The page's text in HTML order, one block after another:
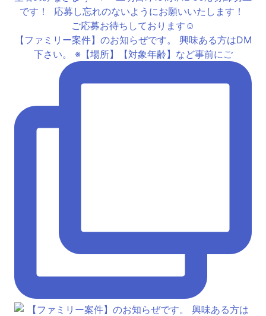
【ファミリー案件】のお知らぜです。 興味ある方はDM
下さい。 ※【場所】【対象年齢】など事前にご